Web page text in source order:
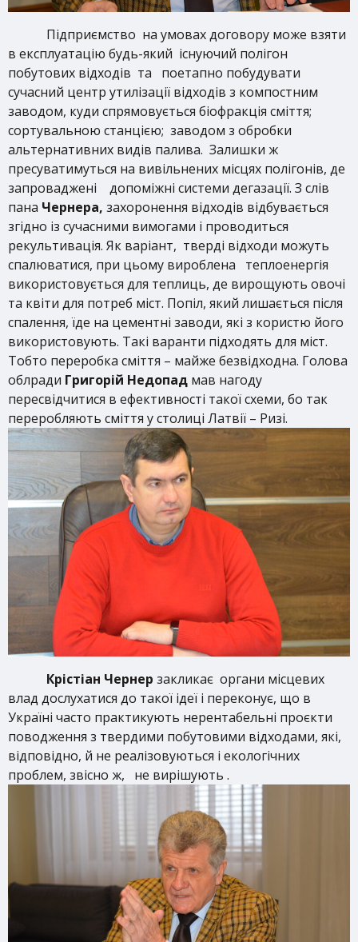
Підприємство на умовах договору може взяти
в експлуатацію будь-який існуючий полігон
побутових відходів та поетапно побудувати
сучасний центр утилізації відходів з компостним
заводом, куди спрямовується біофракція сміття;
сортувальною станцією; заводом з обробки
альтернативних видів палива. Залишки ж
пресуватимуться на вивільнених місцях полігонів, де
запроваджені допоміжні системи дегазації. З слів
пана Чернера, захоронення відходів відбувається
згідно із сучасними вимогами і проводиться
рекультивація. Як варіант, тверді відходи можуть
спалюватися, при цьому вироблена теплоенергія
використовується для теплиць, де вирощують овочі
та квіти для потреб міст. Попіл, який лишається після
спалення, їде на цементні заводи, які з користю його
використовують. Такі варанти підходять для міст.
Тобто переробка сміття – майже безвідходна. Голова
облради Григорій Недопад мав нагоду
пересвідчитися в ефективності такої схеми, бо так
переробляють сміття у столиці Латвії – Ризі.
Крістіан Чернер закликає органи місцевих
влад дослухатися до такої ідеї і переконує, що в
Україні часто практикують нерентабельні проєкти
поводження з твердими побутовими відходами, які,
відповідно, й не реалізовуються і екологічних
проблем, звісно ж, не вирішують .